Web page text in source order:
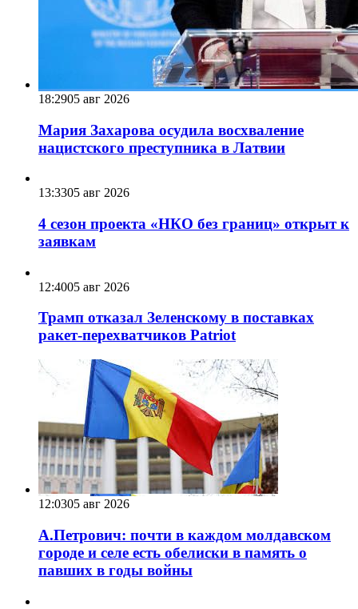
18:2905 авг 2026
Мария Захарова осудила восхваление
нацистского преступника в Латвии
13:3305 авг 2026
4 сезон проекта «НКО без границ» открыт к
заявкам
12:4005 авг 2026
Трамп отказал Зеленскому в поставках
ракет-перехватчиков Patriot
12:0305 авг 2026
А.Петрович: почти в каждом молдавском
городе и селе есть обелиски в память о
павших в годы войны